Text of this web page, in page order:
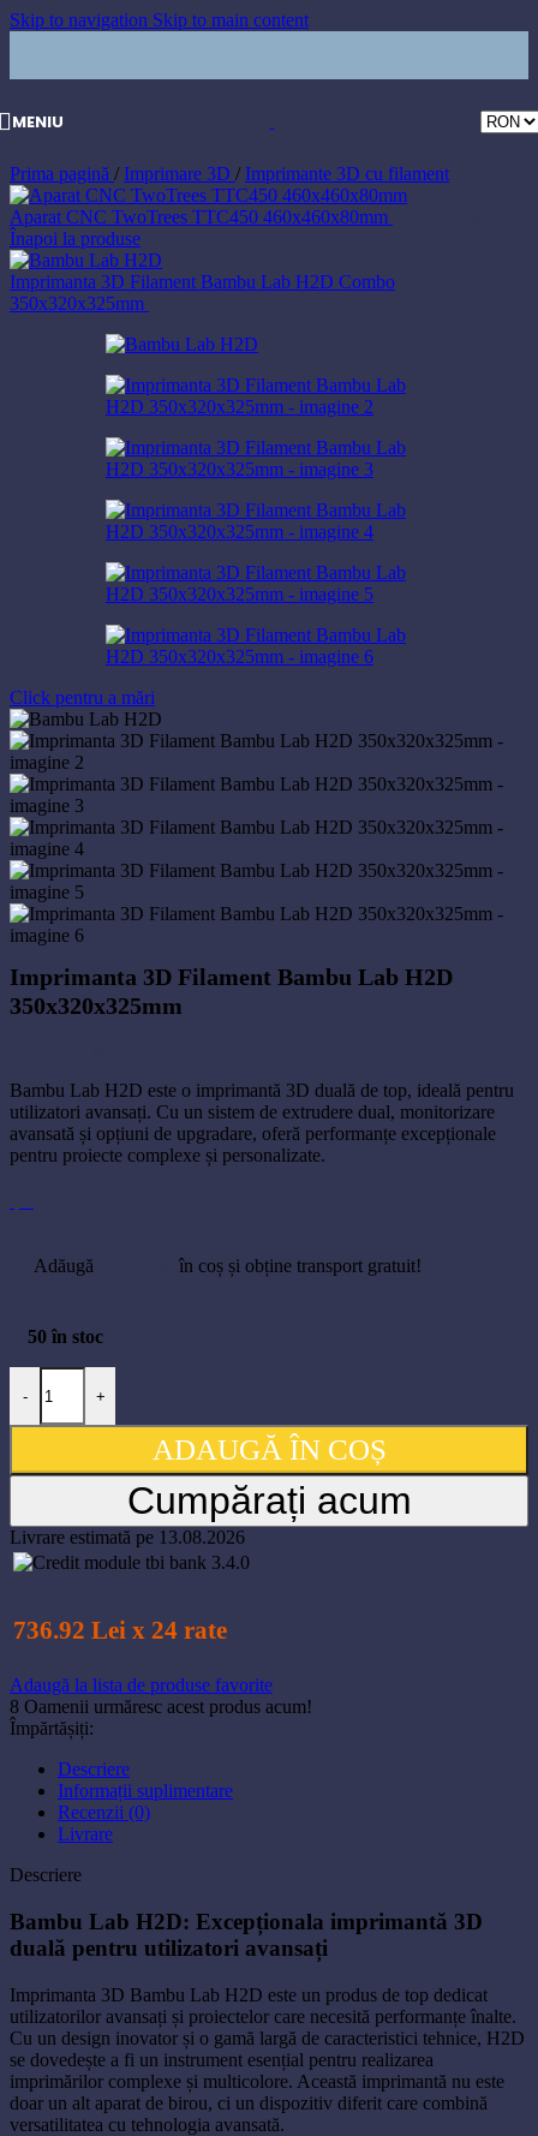
Skip to navigation Skip to main content
MENIU
Prima pagină / Imprimare 3D / Imprimante 3D cu filament
Aparat CNC TwoTrees TTC450 460x460x80mm
Înapoi la produse
Imprimanta 3D Filament Bambu Lab H2D Combo
350x320x325mm
Click pentru a mări
Imprimanta 3D Filament Bambu Lab H2D
350x320x325mm
Bambu Lab H2D este o imprimantă 3D duală de top, ideală pentru
utilizatori avansați. Cu un sistem de extrudere dual, monitorizare
avansată și opțiuni de upgradare, oferă performanțe excepționale
pentru proiecte complexe și personalizate.
Adăugă în coș și obține transport gratuit!
50 în stoc
-
Cantitate Imprimanta 3D Filament Bambu Lab H2D
+
ADAUGĂ ÎN COȘ
Cumpărați acum
Livrare estimată pe 13.08.2026
736.92 Lei x 24 rate
Adaugă la lista de produse favorite
8 Oamenii urmăresc acest produs acum!
Împărtășiți:
Descriere
Informații suplimentare
Recenzii (0)
Livrare
Descriere
Bambu Lab H2D: Excepționala imprimantă 3D
duală pentru utilizatori avansați
Imprimanta 3D Bambu Lab H2D este un produs de top dedicat
utilizatorilor avansați și proiectelor care necesită performanțe înalte.
Cu un design inovator și o gamă largă de caracteristici tehnice, H2D
se dovedește a fi un instrument esențial pentru realizarea
imprimărilor complexe și multicolore. Această imprimantă nu este
doar un alt aparat de birou, ci un dispozitiv diferit care combină
versatilitatea cu tehnologia avansată.